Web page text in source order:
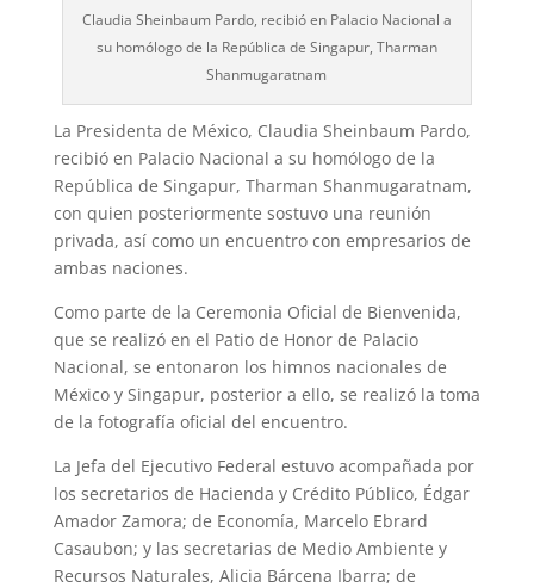
Claudia Sheinbaum Pardo, recibió en Palacio Nacional a
su homólogo de la República de Singapur, Tharman
Shanmugaratnam
La Presidenta de México, Claudia Sheinbaum Pardo,
recibió en Palacio Nacional a su homólogo de la
República de Singapur, Tharman Shanmugaratnam,
con quien posteriormente sostuvo una reunión
privada, así como un encuentro con empresarios de
ambas naciones.
Como parte de la Ceremonia Oficial de Bienvenida,
que se realizó en el Patio de Honor de Palacio
Nacional, se entonaron los himnos nacionales de
México y Singapur, posterior a ello, se realizó la toma
de la fotografía oficial del encuentro.
La Jefa del Ejecutivo Federal estuvo acompañada por
los secretarios de Hacienda y Crédito Público, Édgar
Amador Zamora; de Economía, Marcelo Ebrard
Casaubon; y las secretarias de Medio Ambiente y
Recursos Naturales, Alicia Bárcena Ibarra; de